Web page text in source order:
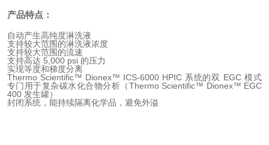
产品特点：
自动产生高纯度淋洗液
支持较大范围的淋洗液浓度
支持较大范围的流速
支持高达 5,000 psi 的压力
实现等度和梯度分离
Thermo Scientific™ Dionex™ ICS-6000 HPIC 系统的双 EGC 模式
专门用于复杂碳水化合物分析（Thermo Scientific™ Dionex™ EGC
400 发生罐）
封闭系统，能持续隔离化学品，避免外溢